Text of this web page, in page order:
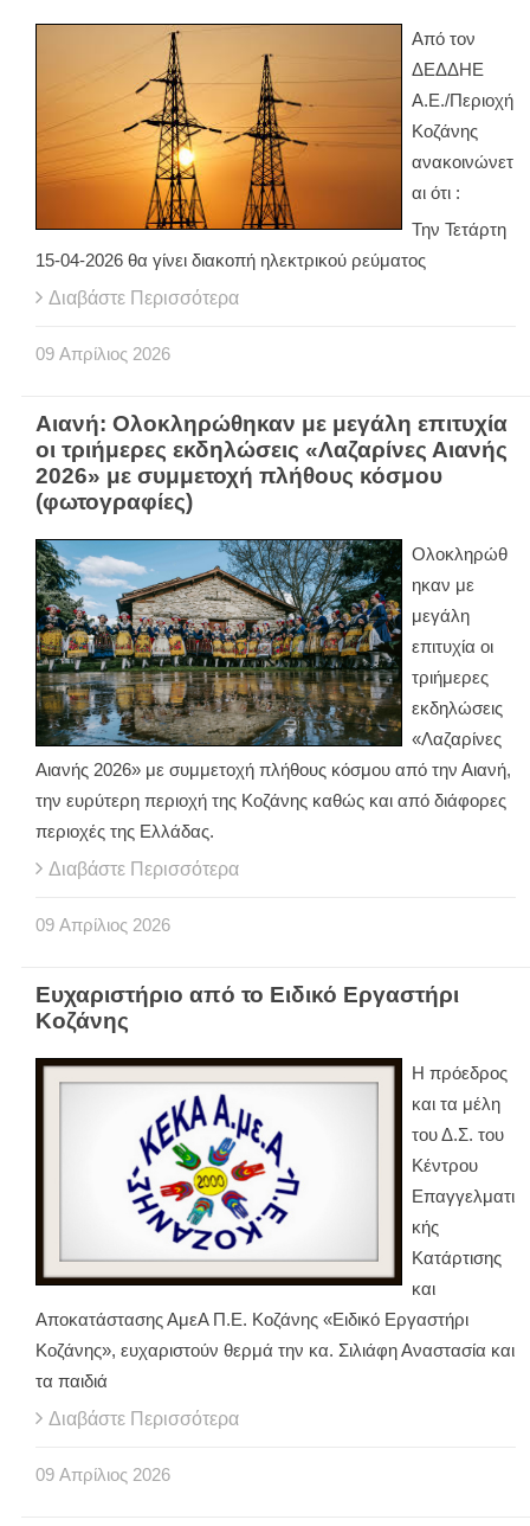
Από τον
ΔΕΔΔΗΕ
Α.Ε./Περιοχή
Κοζάνης
ανακοινώνετ
αι ότι :
Την Τετάρτη
15-04-2026 θα γίνει διακοπή ηλεκτρικού ρεύματος
Διαβάστε Περισσότερα
09 Απρίλιος 2026
Αιανή: Ολοκληρώθηκαν με μεγάλη επιτυχία
οι τριήμερες εκδηλώσεις «Λαζαρίνες Αιανής
2026» με συμμετοχή πλήθους κόσμου
(φωτογραφίες)
Ολοκληρώθ
ηκαν με
μεγάλη
επιτυχία οι
τριήμερες
εκδηλώσεις
«Λαζαρίνες
Αιανής 2026» με συμμετοχή πλήθους κόσμου από την Αιανή,
την ευρύτερη περιοχή της Κοζάνης καθώς και από διάφορες
περιοχές της Ελλάδας.
Διαβάστε Περισσότερα
09 Απρίλιος 2026
Ευχαριστήριο από το Ειδικό Εργαστήρι
Κοζάνης
Η πρόεδρος
και τα μέλη
του Δ.Σ. του
Κέντρου
Επαγγελματι
κής
Κατάρτισης
και
Αποκατάστασης ΑμεΑ Π.Ε. Κοζάνης «Ειδικό Εργαστήρι
Κοζάνης», ευχαριστούν θερμά την κα. Σιλιάφη Αναστασία και
τα παιδιά
Διαβάστε Περισσότερα
09 Απρίλιος 2026